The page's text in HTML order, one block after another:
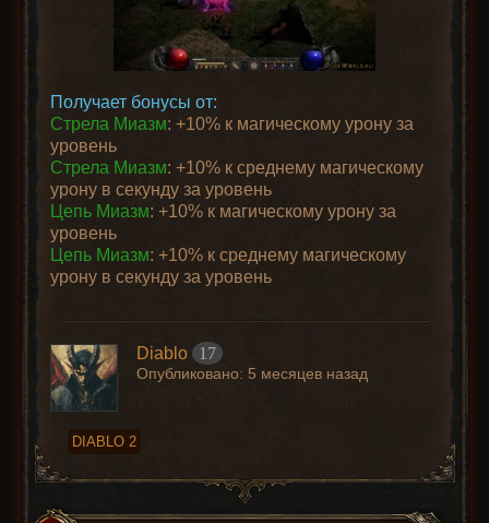
Получает бонусы от:
Стрела Миазм: +10% к магическому урону за
уровень
Стрела Миазм: +10% к среднему магическому
урону в секунду за уровень
Цепь Миазм: +10% к магическому урону за
уровень
Цепь Миазм: +10% к среднему магическому
урону в секунду за уровень
Diablo 17
Опубликовано: 5 месяцев назад
DIABLO 2